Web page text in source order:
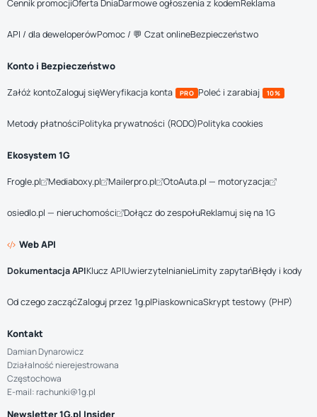
Cennik promocjiOferta DniaDarmowe ogłoszenia z kodemReklama
API / dla deweloperówPomoc / 💬 Czat onlineBezpieczeństwo
Konto i Bezpieczeństwo
Załóż kontoZaloguj sięWeryfikacja konta PRO Poleć i zarabiaj 10%
Metody płatnościPolityka prywatności (RODO)Polityka cookies
Ekosystem 1G
Frogle.pl Mediaboxy.pl Mailerpro.pl OtoAuta.pl — motoryzacja
osiedlo.pl — nieruchomości Dołącz do zespołuReklamuj się na 1G
Web API
Dokumentacja APIKlucz APIUwierzytelnianieLimity zapytańBłędy i kody
Od czego zacząćZaloguj przez 1g.plPiaskownicaSkrypt testowy (PHP)
Kontakt
Damian Dynarowicz
Działalność nierejestrowana
Częstochowa
E-mail: rachunki@1g.pl
Newsletter 1G.pl Insider